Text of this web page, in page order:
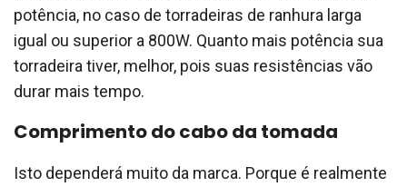
potência, no caso de torradeiras de ranhura larga
igual ou superior a 800W. Quanto mais potência sua
torradeira tiver, melhor, pois suas resistências vão
durar mais tempo.
Comprimento do cabo da tomada
Isto dependerá muito da marca. Porque é realmente